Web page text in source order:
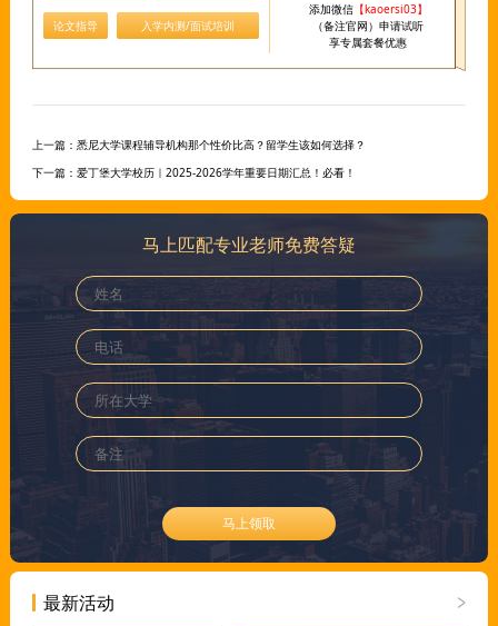
论文指导 入学内测/面试培训
添加微信【kaoersi03】
（备注官网）申请试听
享专属套餐优惠
上一篇： 悉尼大学课程辅导机构那个性价比高？留学生该如何选择？
下一篇： 爱丁堡大学校历｜2025-2026学年重要日期汇总！必看！
马上匹配专业老师免费答疑
马上领取
最新活动